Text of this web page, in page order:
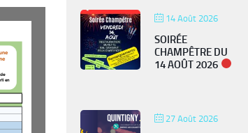
14 Août 2026
SOIRÉE
CHAMPÊTRE DU
14 AOÛT 2026
27 Août 2026